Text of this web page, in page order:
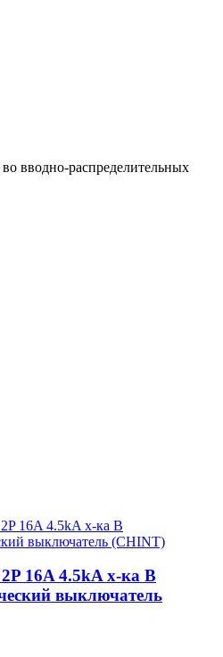
вводно-распределительных
16A 4.5kA х-ка B
выключатель